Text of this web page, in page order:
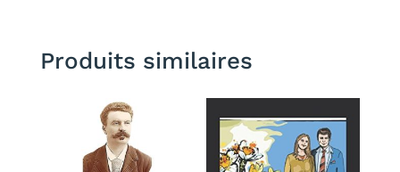
Produits similaires